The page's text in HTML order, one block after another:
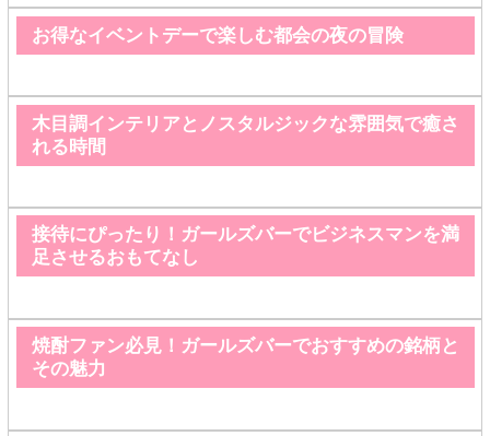
お得なイベントデーで楽しむ都会の夜の冒険
木目調インテリアとノスタルジックな雰囲気で癒さ
れる時間
接待にぴったり！ガールズバーでビジネスマンを満
足させるおもてなし
焼酎ファン必見！ガールズバーでおすすめの銘柄と
その魅力